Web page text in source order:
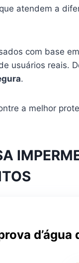
atendem a
com base
usuários reais.
.
a melhor
d’água